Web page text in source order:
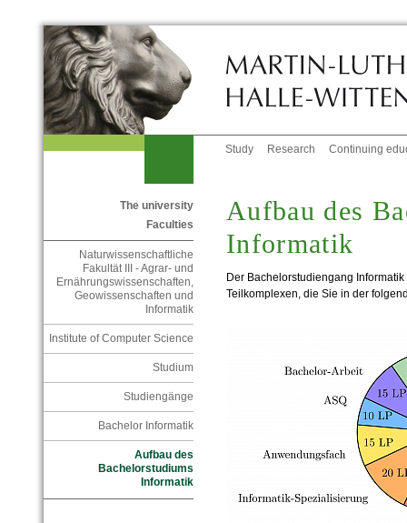
Study Research Continuing
The university
Faculties
Naturwissenschaftliche
Fakultät III - Agrar- und
Ernährungswissenschaften,
Geowissenschaften und
Informatik
Institute of Computer Science
Studium
Studiengänge
Bachelor Informatik
Aufbau des
Bachelorstudiums
Informatik
Aufbau des
Informatik
Der Bachelorstudiengang
Teilkomplexen, die Sie in der